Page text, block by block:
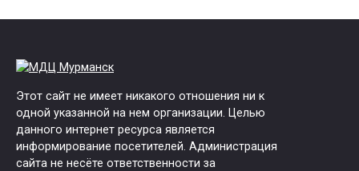
Этот сайт не имеет никакого отношения ни к
одной указанной на нем организации. Целью
данного интернет ресурса является
информирование посетителей. Администрация
сайта не несёте ответственности за